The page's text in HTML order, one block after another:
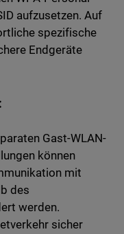
aufzusetzen. Auf
spezifische
Endgeräte
Gast-WLAN-
können
mit
des
werden.
sicher